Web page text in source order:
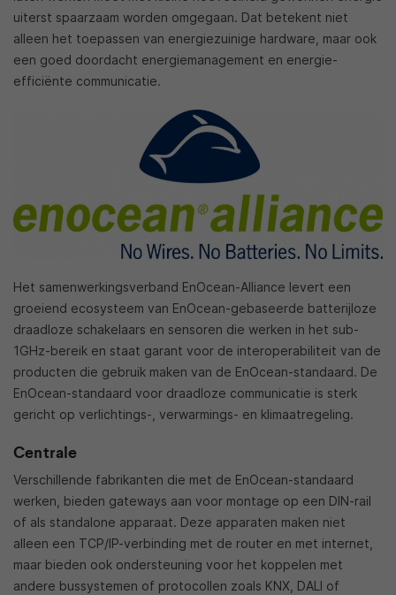
uiterst spaarzaam worden omgegaan. Dat betekent niet
alleen het toepassen van energiezuinige hardware, maar ook
een goed doordacht energiemanagement en energie-
efficiënte communicatie.
Het samenwerkingsverband EnOcean-Alliance levert een
groeiend ecosysteem van EnOcean-gebaseerde batterijloze
draadloze schakelaars en sensoren die werken in het sub-
1GHz-bereik en staat garant voor de interoperabiliteit van de
producten die gebruik maken van de EnOcean-standaard. De
EnOcean-standaard voor draadloze communicatie is sterk
gericht op verlichtings-, verwarmings- en klimaatregeling.
Centrale
Verschillende fabrikanten die met de EnOcean-standaard
werken, bieden gateways aan voor montage op een DIN-rail
of als standalone apparaat. Deze apparaten maken niet
alleen een TCP/IP-verbinding met de router en met internet,
maar bieden ook ondersteuning voor het koppelen met
andere bussystemen of protocollen zoals KNX, DALI of